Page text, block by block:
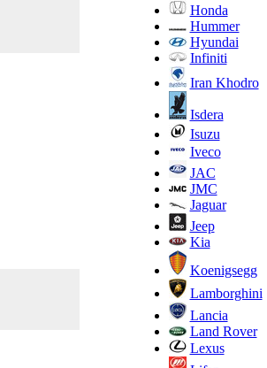
Honda
Hummer
Hyundai
Infiniti
Iran Khodro
Isdera
Isuzu
Iveco
JAC
JMC
Jaguar
Jeep
Kia
Koenigsegg
Lamborghini
Lancia
Land Rover
Lexus